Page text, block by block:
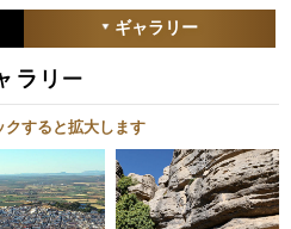
ギャラリー
クすると拡大します